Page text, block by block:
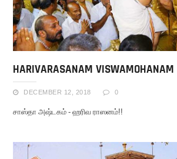
HARIVARASANAM VISWAMOHANAM
DECEMBER 12, 2018 0
சாஸ்தா அஷ்டகம் - ஹரிவ ராஸனம்!!